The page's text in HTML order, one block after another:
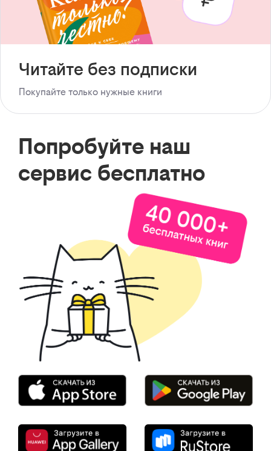
Читайте без подписки
Покупайте только нужные книги
Попробуйте наш
сервис бесплатно